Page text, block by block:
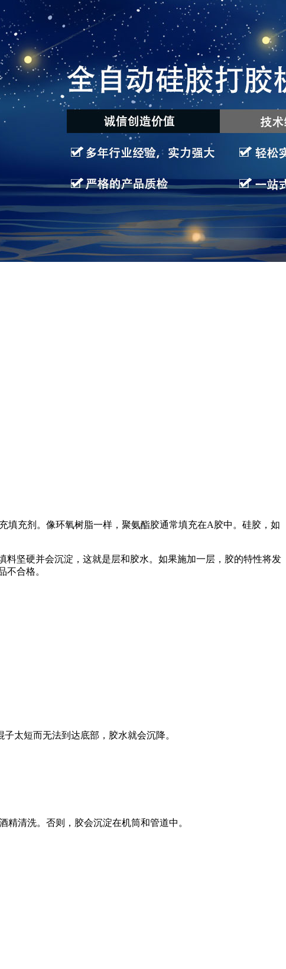
充剂。像环氧树脂一样，聚氨酯胶通常填充在A胶中。硅胶，如
坚硬并会沉淀，这就是层和胶水。如果施加一层，胶的特性将发
不合格。
太短而无法到达底部，胶水就会沉降。
清洗。否则，胶会沉淀在机筒和管道中。